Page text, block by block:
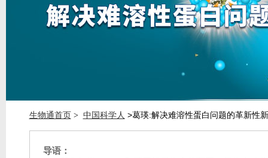
生物通首页 > 中国科学人 >葛瑛:解决难溶性蛋白问题的革新性
导语：